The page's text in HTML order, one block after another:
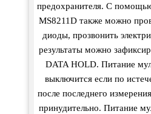
предохранителя. С
MS8211D также можно
диоды, прозвонить
результаты можно
DATA HOLD. Питание
выключится если по
после последнего
принудительно. Питание